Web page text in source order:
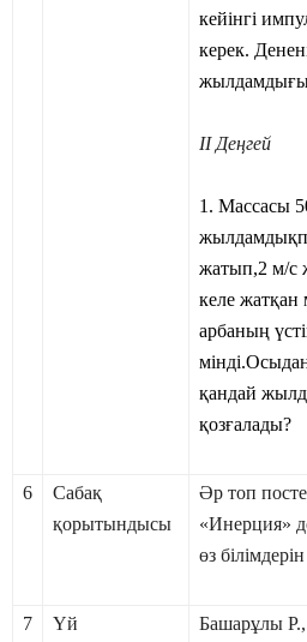
кейінгі
керек.
ІІ Деңгей
1 . Массасы
жатып,2 м/с
келе жатқан
арбаның
қандай
қозғалады?
6
Сабақ
қорытындысы
Әр топ
«Инерция»
өз
7
Үй
Башарұлы